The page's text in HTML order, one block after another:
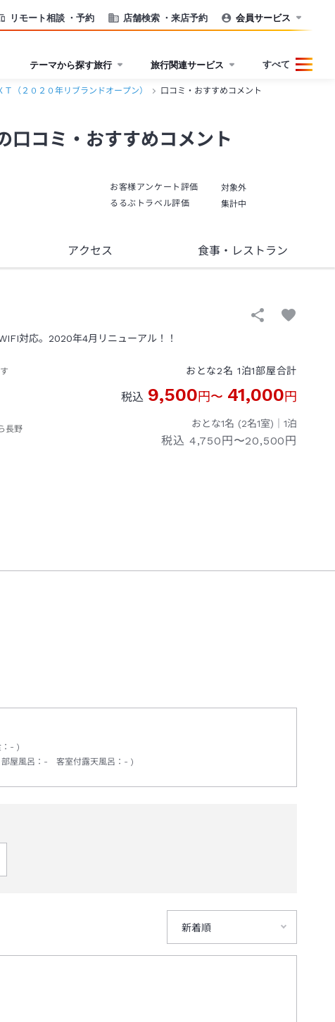
リモート相談 ・予約 店舗検索 ・来店予約 会員サービス
テーマから探す旅行 旅行関連サービス すべて
（２０２０年リブランドオープン） 口コミ・おすすめコメント
コミ・おすすめコメント
お客様アンケート評価
対象外
るるぶトラベル評価
集計中
アクセス 食事・レストラン
対応。2020年4月リニューアル！！
長野
おとな2名 1泊1部屋合計
税込 9,500円〜 41,000円
おとな1名 (2名1室)｜ 1泊
税込 4,750円〜20,500円
： -
部屋風呂 ： - 客室付露天風呂 ： -
新着順